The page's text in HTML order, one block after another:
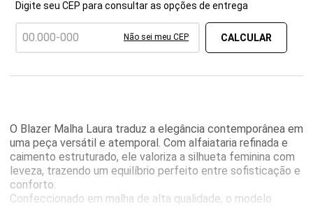
Digite seu CEP para consultar as opções de entrega
Não sei meu CEP
O Blazer Malha Laura traduz a elegância contemporânea em
uma peça versátil e atemporal. Com alfaiataria refinada e
caimento estruturado, ele valoriza a silhueta feminina com
leveza, trazendo um equilíbrio perfeito entre sofisticação e
conforto.
Confeccionado em malha de alta qualidade, o modelo